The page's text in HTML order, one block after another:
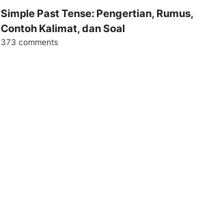
Simple Past Tense: Pengertian, Rumus,
Contoh Kalimat, dan Soal
373 comments